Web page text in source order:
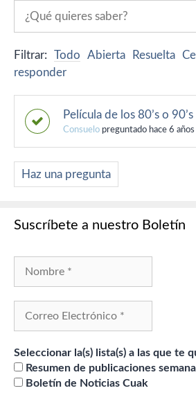
Filtrar: Todo Abierta Resuelta
responder
Película de los 80’s o 90’s
Consuelo preguntado hace 6 años
Haz una pregunta
Suscríbete a nuestro Boletín
Seleccionar la(s) lista(s) a las que te
Resumen de publicaciones
Boletín de Noticias Cuak